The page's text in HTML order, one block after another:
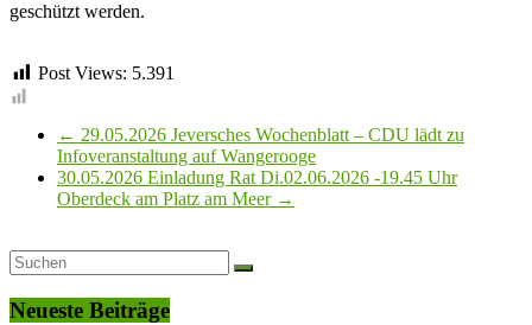
geschützt werden.
Post Views: 5.391
← 29.05.2026 Jeversches Wochenblatt – CDU lädt zu
Infoveranstaltung auf Wangerooge
30.05.2026 Einladung Rat Di.02.06.2026 -19.45 Uhr
Oberdeck am Platz am Meer →
Neueste Beiträge